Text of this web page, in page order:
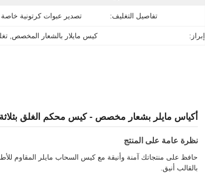
تفاصيل التغليف: تصدير عبوات كرتونية
إبراز: كيس مايلار بالشعار المخصص ,
أكياس مايلر بشعار مخصص - كيس محكم الغلق
نظرة عامة على المنتج
حافظ على منتجاتك آمنة وأنيقة مع كيس السحاب مايلر المقاوم
بالقالب أنيق.